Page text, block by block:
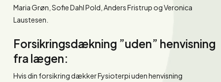
Maria Grøn, Sofie Dahl Pold, Anders Fristrup og Veronica
Laustesen.
Forsikringsdækning ”uden” henvisning
fra lægen:
Hvis din forsikring dækker Fysioterpi uden henvisning